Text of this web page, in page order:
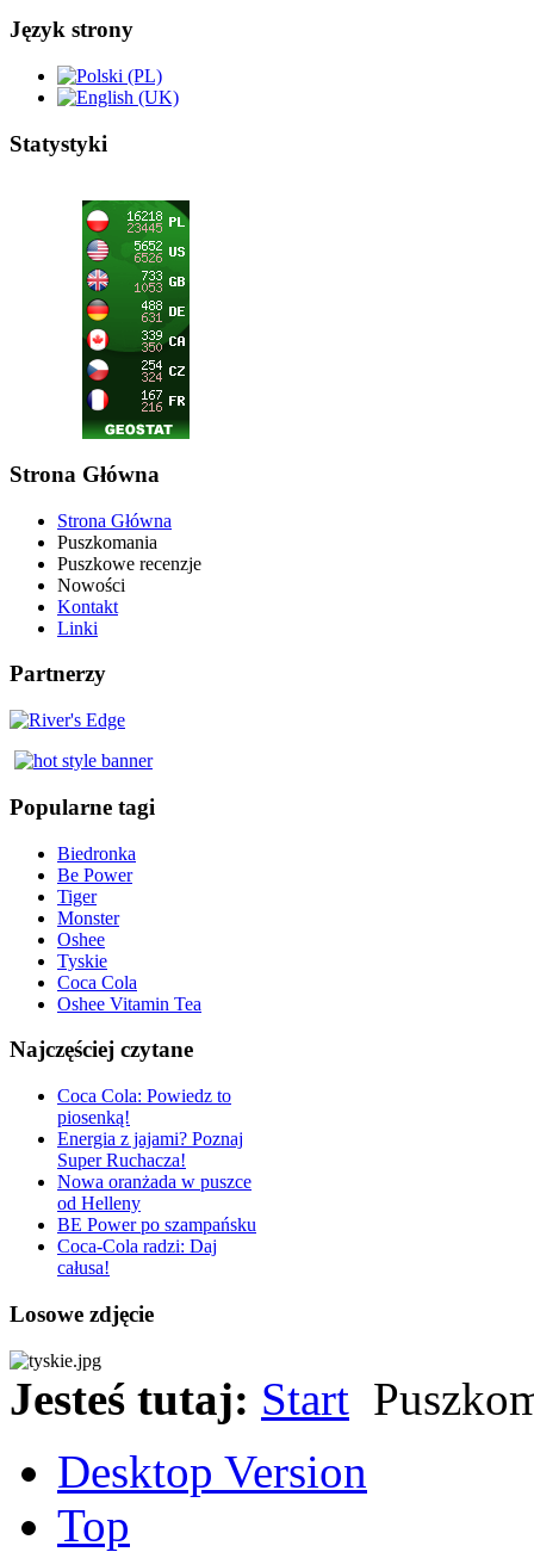
Język strony
Statystyki
Strona Główna
Strona Główna
Puszkomania
Puszkowe recenzje
Nowości
Kontakt
Linki
Partnerzy
Popularne tagi
Biedronka
Be Power
Tiger
Monster
Oshee
Tyskie
Coca Cola
Oshee Vitamin Tea
Najczęściej czytane
Coca Cola: Powiedz to
piosenką!
Energia z jajami? Poznaj
Super Ruchacza!
Nowa oranżada w puszce
od Helleny
BE Power po szampańsku
Coca-Cola radzi: Daj
całusa!
Losowe zdjęcie
Jesteś tutaj: Start
Desktop Version
Top